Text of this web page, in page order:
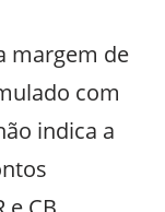
margem de
com
indica a